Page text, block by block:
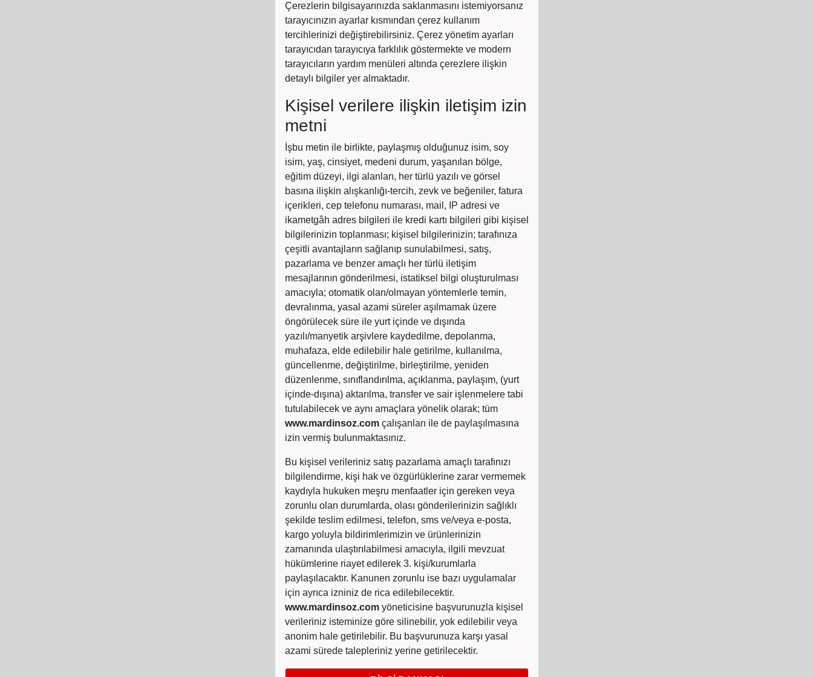
Çerezlerin bilgisayarınızda saklanmasını istemiyorsanız
tarayıcınızın ayarlar kısmından çerez kullanım
tercihlerinizi değiştirebilirsiniz. Çerez yönetim ayarları
tarayıcıdan tarayıcıya farklılık göstermekte ve modern
tarayıcıların yardım menüleri altında çerezlere ilişkin
detaylı bilgiler yer almaktadır.
Kişisel verilere ilişkin iletişim izin
metni
İşbu metin ile birlikte, paylaşmış olduğunuz isim, soy
isim, yaş, cinsiyet, medeni durum, yaşanılan bölge,
eğitim düzeyi, ilgi alanları, her türlü yazılı ve görsel
basına ilişkin alışkanlığı-tercih, zevk ve beğeniler, fatura
içerikleri, cep telefonu numarası, mail, IP adresi ve
ikametgâh adres bilgileri ile kredi kartı bilgileri gibi kişisel
bilgilerinizin toplanması; kişisel bilgilerinizin; tarafınıza
çeşitli avantajların sağlanıp sunulabilmesi, satış,
pazarlama ve benzer amaçlı her türlü iletişim
mesajlarının gönderilmesi, istatiksel bilgi oluşturulması
amacıyla; otomatik olan/olmayan yöntemlerle temin,
devralınma, yasal azami süreler aşılmamak üzere
öngörülecek süre ile yurt içinde ve dışında
yazılı/manyetik arşivlere kaydedilme, depolanma,
muhafaza, elde edilebilir hale getirilme, kullanılma,
güncellenme, değiştirilme, birleştirilme, yeniden
düzenlenme, sınıflandırılma, açıklanma, paylaşım, (yurt
içinde-dışına) aktarılma, transfer ve sair işlenmelere tabi
tutulabilecek ve aynı amaçlara yönelik olarak; tüm
www.mardinsoz.com çalışanları ile de paylaşılmasına
izin vermiş bulunmaktasınız.
Bu kişisel verileriniz satış pazarlama amaçlı tarafınızı
bilgilendirme, kişi hak ve özgürlüklerine zarar vermemek
kaydıyla hukuken meşru menfaatler için gereken veya
zorunlu olan durumlarda, olası gönderilerinizin sağlıklı
şekilde teslim edilmesi, telefon, sms ve/veya e-posta,
kargo yoluyla bildirimlerimizin ve ürünlerinizin
zamanında ulaştırılabilmesi amacıyla, ilgili mevzuat
hükümlerine riayet edilerek 3. kişi/kurumlarla
paylaşılacaktır. Kanunen zorunlu ise bazı uygulamalar
için ayrıca izniniz de rica edilebilecektir.
www.mardinsoz.com yöneticisine başvurunuzla kişisel
verileriniz isteminize göre silinebilir, yok edilebilir veya
anonim hale getirilebilir. Bu başvurunuza karşı yasal
azami sürede talepleriniz yerine getirilecektir.